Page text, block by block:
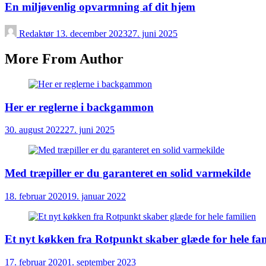
En miljøvenlig opvarmning af dit hjem
Redaktør 13. december 202327. juni 2025
More From Author
Her er reglerne i backgammon
30. august 202227. juni 2025
Med træpiller er du garanteret en solid varmekilde
18. februar 202019. januar 2022
Et nyt køkken fra Rotpunkt skaber glæde for hele
17. februar 20201. september 2023